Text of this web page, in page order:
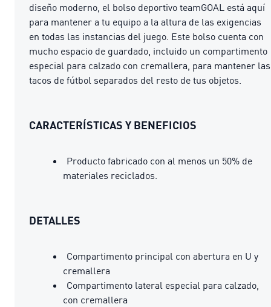
diseño moderno, el bolso deportivo teamGOAL está aquí
para mantener a tu equipo a la altura de las exigencias
en todas las instancias del juego. Este bolso cuenta con
mucho espacio de guardado, incluido un compartimento
especial para calzado con cremallera, para mantener las
tacos de fútbol separados del resto de tus objetos.
CARACTERÍSTICAS Y BENEFICIOS
Producto fabricado con al menos un 50% de
materiales reciclados.
DETALLES
Compartimento principal con abertura en U y
cremallera
Compartimento lateral especial para calzado,
con cremallera